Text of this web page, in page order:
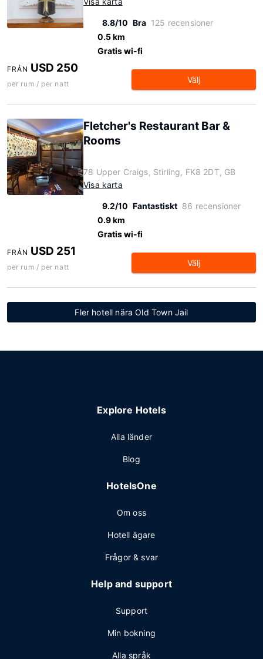
8.8/10 Bra 125 recensioner
0.5 km
Gratis wi-fi
FRÅN USD 250
per rum / per natt Välj
Fletcher's Restaurant Bar &
Rooms
78 Upper Craigs, Stirling, FK8 2DT, GB
Visa karta
9.2/10 Fantastiskt 86 recensioner
0.9 km
Gratis wi-fi
FRÅN USD 251
per rum / per natt Välj
Fler hotell nära Old Town Jail
Explore Hotels
Alla länder
Blog
HotelsOne
Om oss
Hotell ägare
Frågor & svar
Help and support
Support
Min bokning
Alla språk